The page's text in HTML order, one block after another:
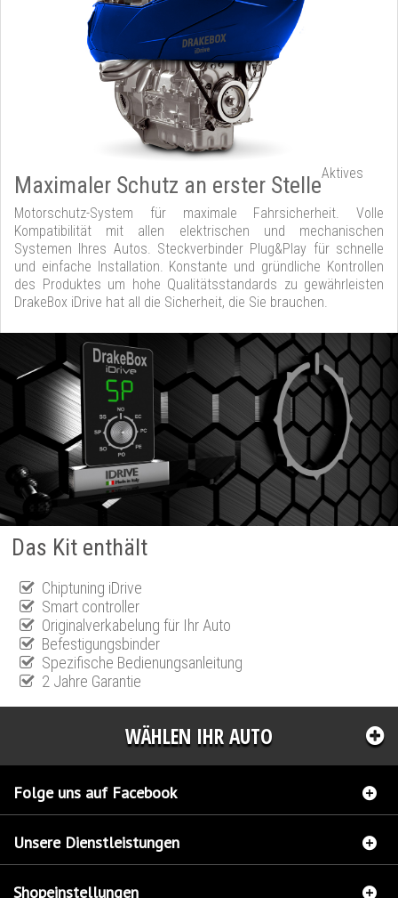
Maximaler Schutz an erster StelleAktives
Motorschutz-System für maximale Fahrsicherheit. Volle
Kompatibilität mit allen elektrischen und mechanischen
Systemen Ihres Autos. Steckverbinder Plug&Play für schnelle
und einfache Installation. Konstante und gründliche Kontrollen
des Produktes um hohe Qualitätsstandards zu gewährleisten
DrakeBox iDrive hat all die Sicherheit, die Sie brauchen.
Das Kit enthält
Chiptuning iDrive
Smart controller
Originalverkabelung für Ihr Auto
Befestigungsbinder
Spezifische Bedienungsanleitung
2 Jahre Garantie
WÄHLEN IHR AUTO
Folge uns auf Facebook
Unsere Dienstleistungen
Shopeinstellungen